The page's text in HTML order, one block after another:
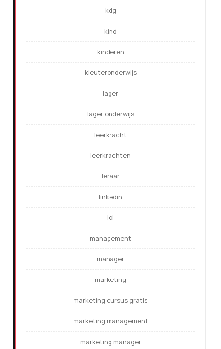
kdg
kind
kinderen
kleuteronderwijs
lager
lager onderwijs
leerkracht
leerkrachten
leraar
linkedin
loi
management
manager
marketing
marketing cursus gratis
marketing management
marketing manager